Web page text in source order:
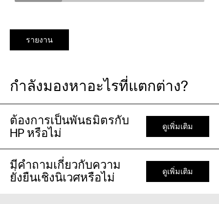
รายงาน
กำลังมองหาอะไรที่แตกต่าง?
ต้องการเป็นพันธมิตรกับ
HP หรือไม่
ดูเพิ่มเติม
มีคำถามเกี่ยวกับความ
ยั่งยืนเชิงนิเวศหรือไม่
ดูเพิ่มเติม